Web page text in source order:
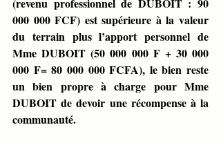
000 000 FCF) est supérieure à la valeur
du terrain plus l’apport personnel de
Mme DUBOIT (50 000 000 F + 30 000
000 F= 80 000 000 FCFA), le bien reste
un bien propre à charge pour Mme
DUBOIT de devoir une récompense à la
communauté.